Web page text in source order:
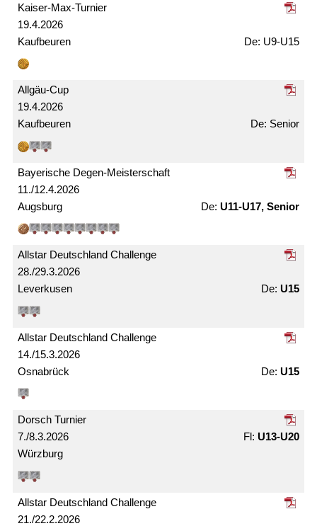
19.4.2026
Kaiser-Max-Turnier
Kaufbeuren U9-U15
19.4.2026
Allgäu-Cup
Kaufbeuren Senior
11./12.4.2026
Bayerische Degen-Meister­schaft
Augsburg U11-U17, Senior
28./29.3.2026
Allstar Deutschland Challenge
Leverkusen U15
14./15.3.2026
Allstar Deutschland Challenge
Osnabrück U15
7./8.3.2026
Dorsch Turnier
Würzburg
U13-U20
21./22.2.2026
Allstar Deutschland Challenge